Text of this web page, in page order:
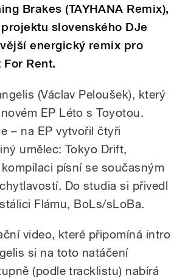
Brakes (TAYHANA Remix),
slovenského DJe
energický remix pro
Rent.
(Václav Peloušek), který
EP Léto s Toyotou.
–⁠ na EP vytvořil čtyři
umělec: Tokyo Drift,
písní se současným
Do studia si přivedl
Flámu, BoLs/sLoBa.
video, které připomíná intro
si na toto natáčení
(podle tracklistu) nabírá